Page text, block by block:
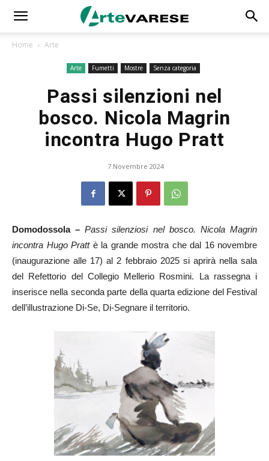
Home Arte
Arte Fumetti Mostre Senza categoria
Passi silenzioni nel
bosco. Nicola Magrin
incontra Hugo Pratt
7 Novembre 2024
Domodossola – Passi silenziosi nel bosco. Nicola Magrin
incontra Hugo Prattè la grande mostra che dal 16 novembre
(inaugurazione alle 17) al 2 febbraio 2025 si aprirà nella sala
del Refettorio del Collegio Mellerio Rosmini. La rassegna i
inserisce nella seconda parte della quarta edizione del Festival
dell’illustrazione Di-Se, Di-Segnare il territorio.